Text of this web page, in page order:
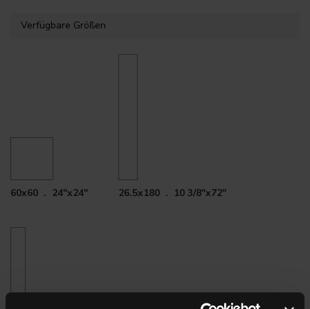
Verfügbare Größen
60x60 . 24"x24" 26.5x180 . 10 3/8"x72"